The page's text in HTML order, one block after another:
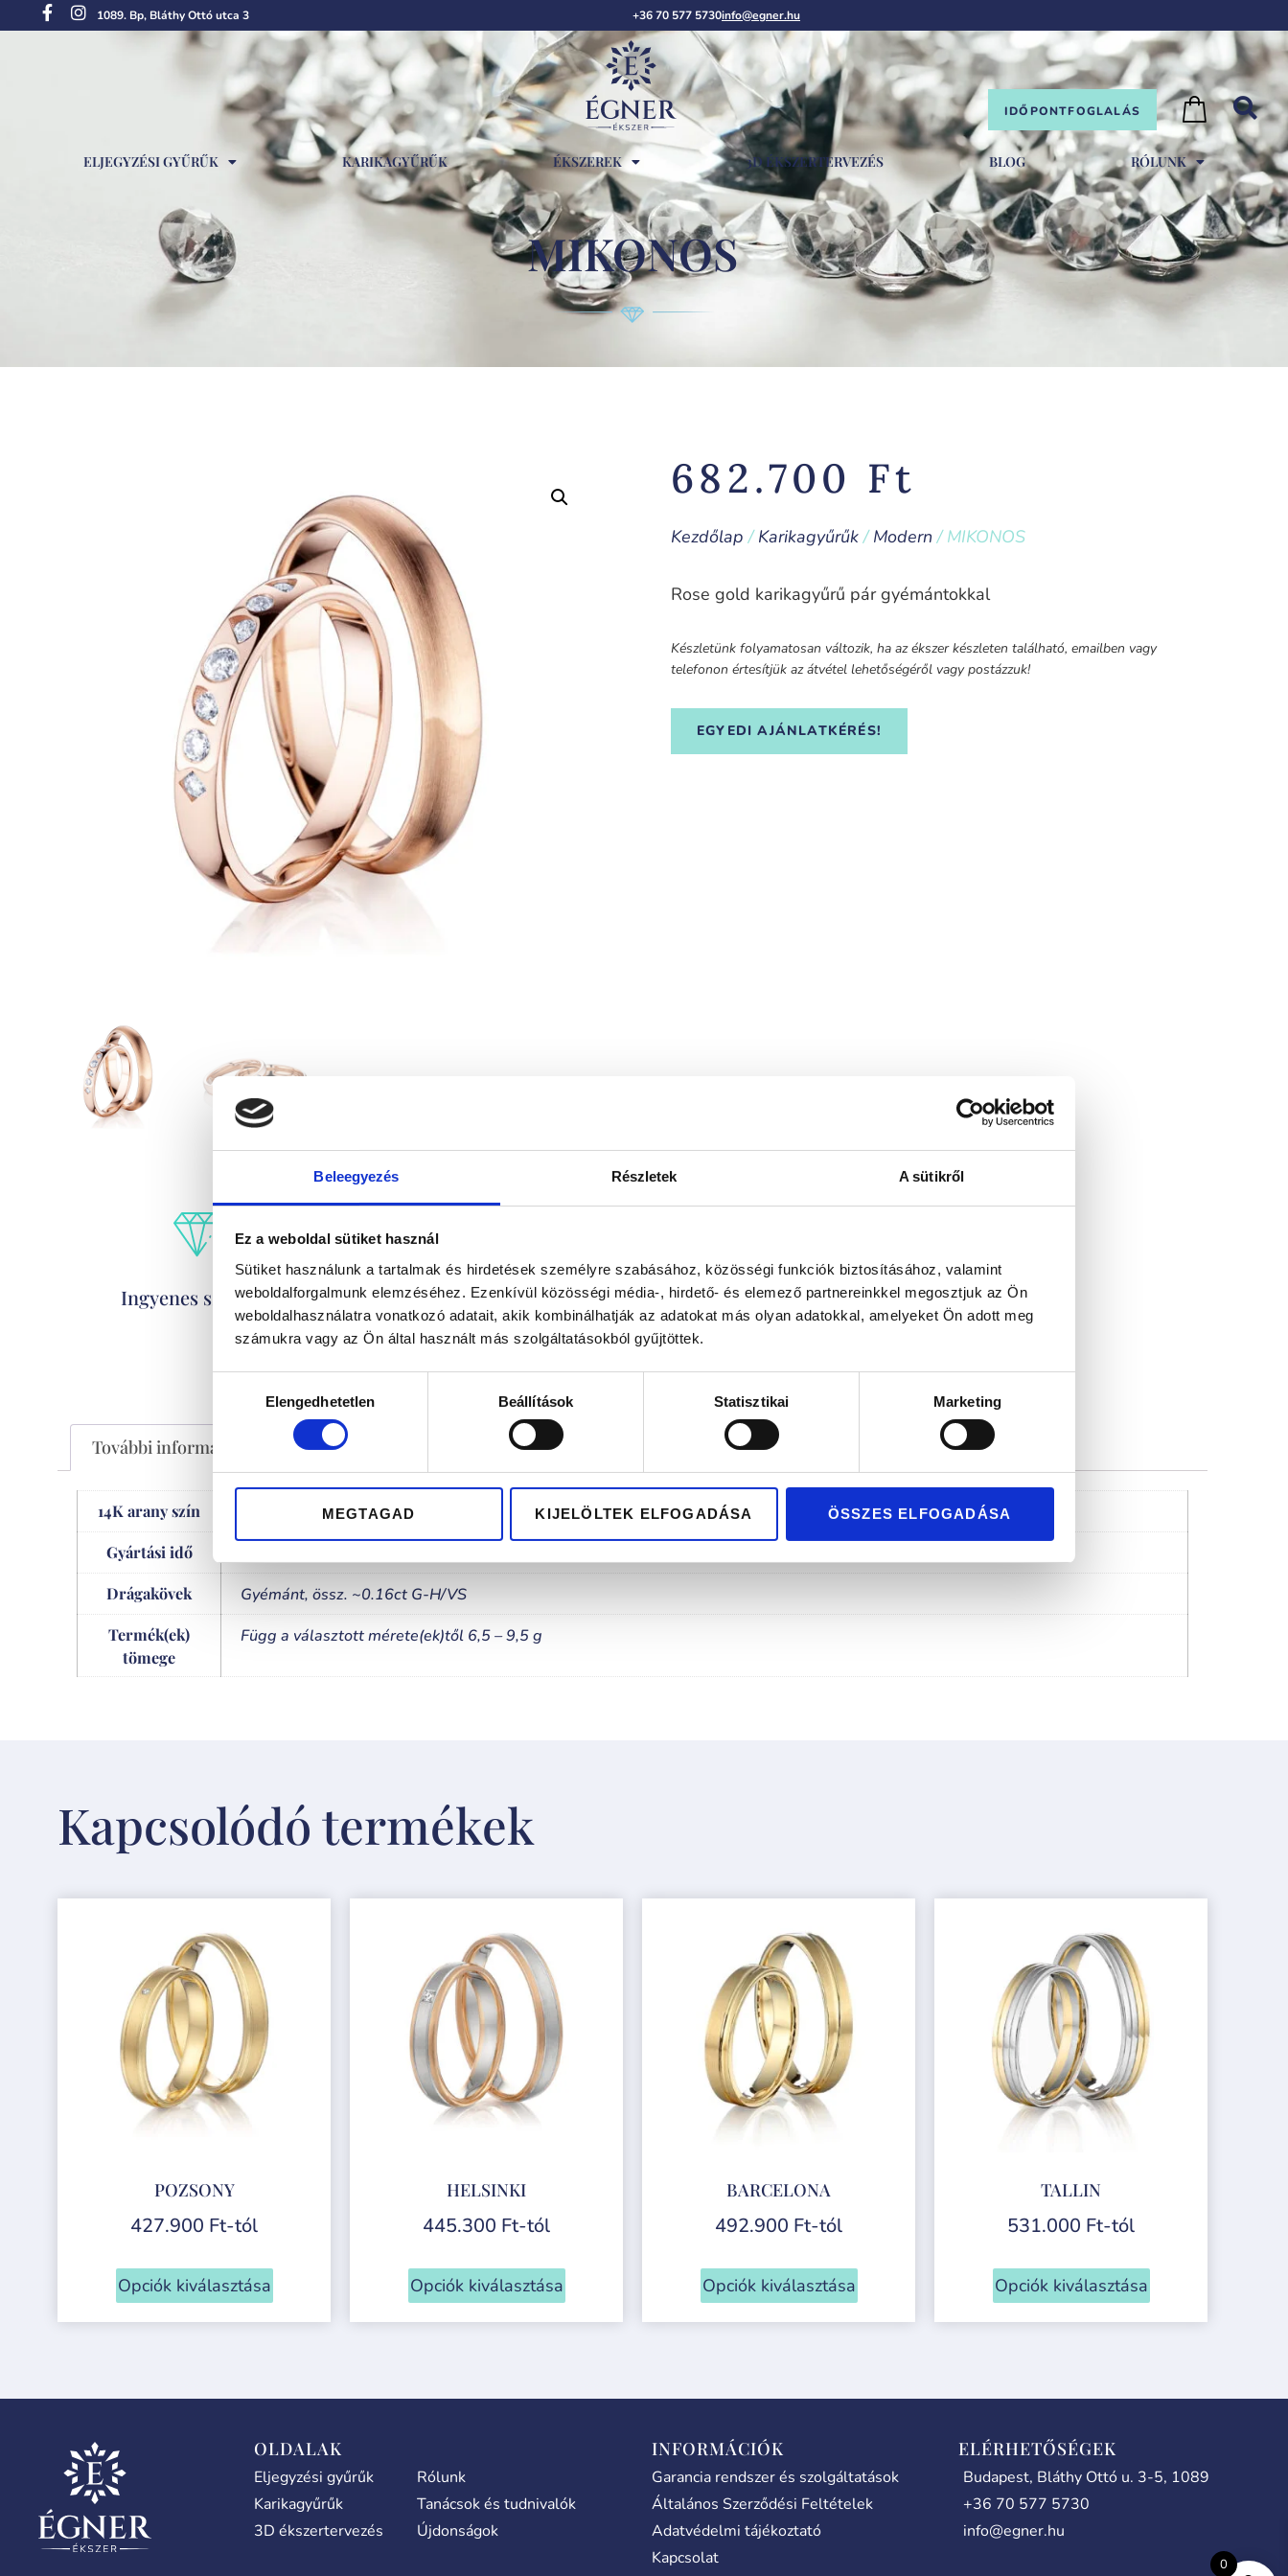
Beleegyezés Részletek A sütikről
Ez a weboldal sütiket használ
Sütiket használunk a tartalmak és hirdetések személyre szabásához, közösségi funkciók biztosításához, valamint
weboldalforgalmunk elemzéséhez. Ezenkívül közösségi média-, hirdető- és elemező partnereinkkel megosztjuk az Ön
weboldalhasználatra vonatkozó adatait, akik kombinálhatják az adatokat más olyan adatokkal, amelyeket Ön adott meg
számukra vagy az Ön által használt más szolgáltatásokból gyűjtöttek.
kiválasztásaElengedhetetlen Beállítások Statisztikai Marketing
MEGTAGAD KIJELÖLTEK ELFOGADÁSA ÖSSZES ELFOGADÁSA
0
1089. Bp, Bláthy Ottó utca 3 +36 70 577 5730info@egner.hu
IDŐPONTFOGLALÁS
ELJEGYZÉSI GYŰRŰK KARIKAGYŰRŰK ÉKSZEREK 3D ÉKSZERTERVEZÉS BLOG RÓLUNK
MIKONOS
682.700 Ft
Kezdőlap /Karikagyűrűk/Modern / MIKONOS
Rose gold karikagyűrű pár gyémántokkal
Készletünk folyamatosan változik, ha az ékszer készleten található, emailben vagy
telefonon értesítjük az átvétel lehetőségéről vagy postázzuk!
EGYEDI AJÁNLATKÉRÉS!
Ingyenes szállítás Kizárólag hazai tervezés és gyártás Kizárólag prémium minőség
További információk
14K arany szín
Gyártási idő
Drágakövek
Gyémánt, össz. ~0.16ct G-H/VS
Termék(ek)
tömege
Függ a választott mérete(ek)től 6,5 – 9,5 g
Kapcsolódó termékek
POZSONY
427.900 Ft-tól
Opciók kiválasztása
HELSINKI
445.300 Ft-tól
Opciók kiválasztása
BARCELONA
492.900 Ft-tól
Opciók kiválasztása
TALLIN
531.000 Ft-tól
Opciók kiválasztása
OLDALAK
Eljegyzési gyűrűk
Karikagyűrűk
3D ékszertervezés
Rólunk
Tanácsok és tudnivalók
Újdonságok
INFORMÁCIÓK
Garancia rendszer és szolgáltatások
Általános Szerződési Feltételek
Adatvédelmi tájékoztató
Kapcsolat
ELÉRHETŐSÉGEK
Budapest, Bláthy Ottó u. 3-5, 1089
+36 70 577 5730
info@egner.hu